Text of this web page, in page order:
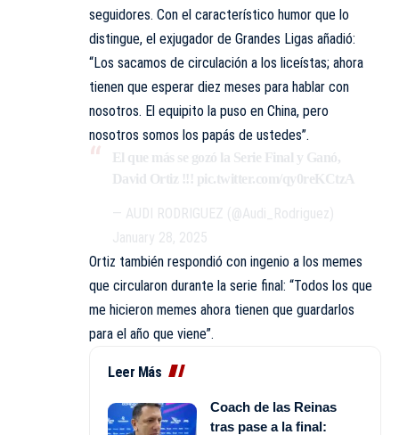
seguidores. Con el característico humor que lo
distingue, el exjugador de Grandes Ligas añadió:
“Los sacamos de circulación a los liceístas; ahora
tienen que esperar diez meses para hablar con
nosotros. El equipito la puso en China, pero
nosotros somos los papás de ustedes”.
El que más se gozó la Serie Final y Ganó,
David Ortiz !!! pic.twitter.com/qy0reKCtzA
— AUDI RODRIGUEZ (@Audi_Rodriguez)
January 28, 2025
Ortiz también respondió con ingenio a los memes
que circularon durante la serie final: “Todos los que
me hicieron memes ahora tienen que guardarlos
para el año que viene”.
Leer Más
Coach de las Reinas
tras pase a la final: